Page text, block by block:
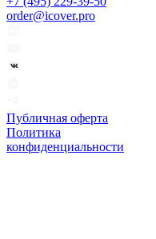
order@icover.pro
Публичная оферта
Политика
конфиденциальности